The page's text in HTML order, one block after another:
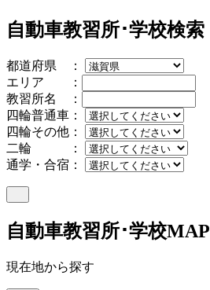
自動車教習所･学校検索
都道府県 ：
エリア ：
教習所名 ：
四輪普通車：
四輪その他：
二輪 ：
通学・合宿：
自動車教習所･学校MAP
現在地から探す